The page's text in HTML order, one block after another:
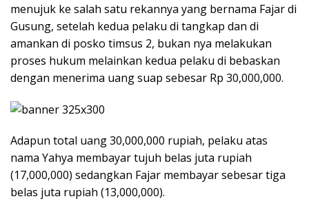
menujuk ke salah satu rekannya yang bernama Fajar di
Gusung, setelah kedua pelaku di tangkap dan di
amankan di posko timsus 2, bukan nya melakukan
proses hukum melainkan kedua pelaku di bebaskan
dengan menerima uang suap sebesar Rp 30,000,000.
Adapun total uang 30,000,000 rupiah, pelaku atas
nama Yahya membayar tujuh belas juta rupiah
(17,000,000) sedangkan Fajar membayar sebesar tiga
belas juta rupiah (13,000,000).